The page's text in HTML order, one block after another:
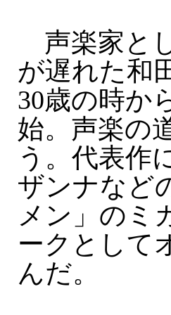
声楽家と
が遅れた和
30歳の時か
始。声楽の
う。代表作
ザンナなど
メン」のミ
ークとして
んだ。